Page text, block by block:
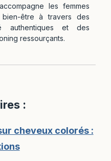
les femmes
être à travers des
authentiques et des
ressourçants.
:
cheveux colorés :